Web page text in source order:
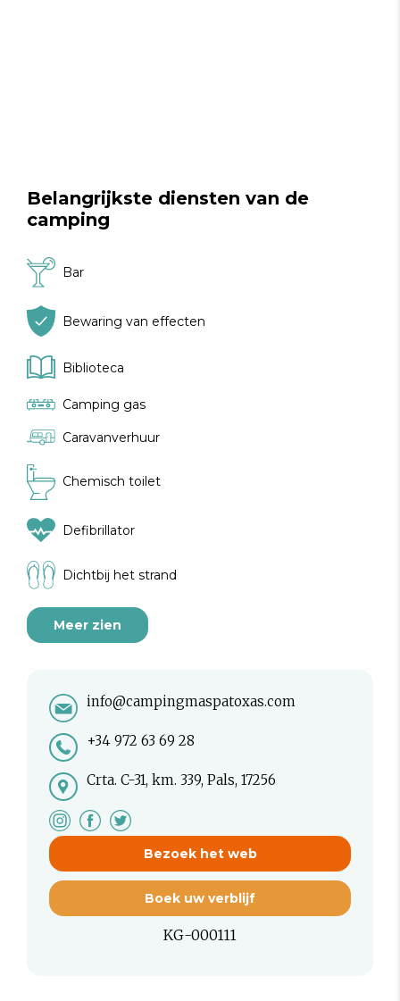
Belangrijkste diensten van de
camping
Bar
Bewaring van effecten
Biblioteca
Camping gas
Caravanverhuur
Chemisch toilet
Defibrillator
Dichtbij het strand
Meer zien
info@campingmaspatoxas.com
+34 972 63 69 28
Crta. C-31, km. 339, Pals, 17256
Bezoek het web
Boek uw verblijf
KG-000111